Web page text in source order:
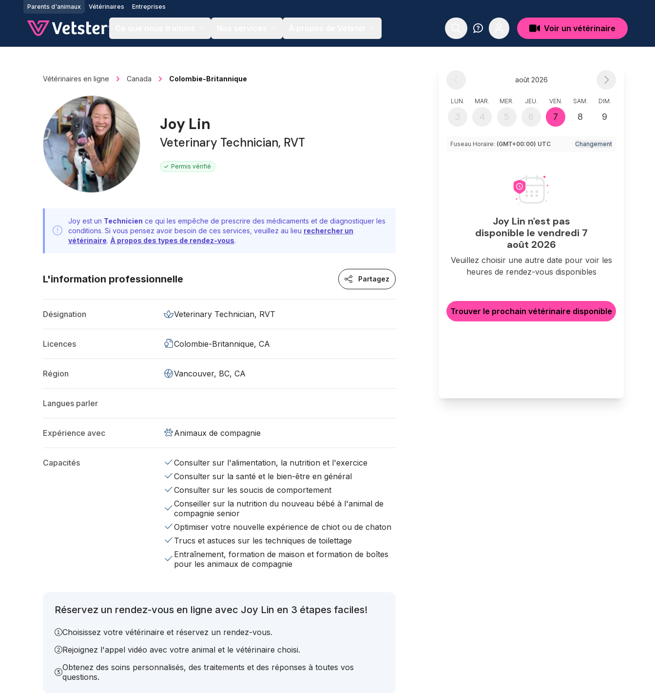
Jump to main content
Parents d'animaux Vétérinaires Entreprises
Voir un vétérinaire
Vétérinaires en ligne Canada Colombie-Britannique
Joy Lin
Veterinary Technician, RVT
Permis vérifié
Joy est un Technicien ce qui les empêche de prescrire des médicaments et de diagnostiquer les
conditions. Si vous pensez avoir besoin de ces services, veuillez au lieu rechercher un
vétérinaire. À propos des types de rendez-vous.
L'information professionnelle Partagez
Désignation Veterinary Technician, RVT
Licences Colombie-Britannique, CA
Région Vancouver, BC, CA
Langues parler
Expérience avec Animaux de compagnie
Capacités
Consulter sur l'alimentation, la nutrition et l'exercice
Consulter sur la santé et le bien-être en général
Consulter sur les soucis de comportement
Conseiller sur la nutrition du nouveau bébé à l'animal de
compagnie senior
Optimiser votre nouvelle expérience de chiot ou de chaton
Trucs et astuces sur les techniques de toilettage
Entraînement, formation de maison et formation de boîtes
pour les animaux de compagnie
Réservez un rendez-vous en ligne avec Joy Lin en 3 étapes faciles!
Choisissez votre vétérinaire et réservez un rendez-vous.
Rejoignez l'appel vidéo avec votre animal et le vétérinaire choisi.
Obtenez des soins personnalisés, des traitements et des réponses à toutes vos
questions.
août 2026
LUN.
3
MAR.
4
MER.
5
JEU.
6
VEN.
7
SAM.
8
DIM.
9
Fuseau Horaire: (GMT+00:00) UTC Changement
Joy Lin n'est pas
disponible le vendredi 7
août 2026
Veuillez choisir une autre date pour voir les
heures de rendez-vous disponibles
Trouver le prochain vétérinaire disponible